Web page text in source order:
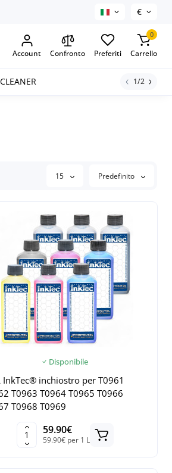
€
Account Confronto Preferiti
0
Carrello
1/2
15 Predefinito
Disponibile
InkTec® inchiostro per T0961
T0963 T0964 T0965 T0966
T0968 T0969
59.90€
59.90€ per 1 L